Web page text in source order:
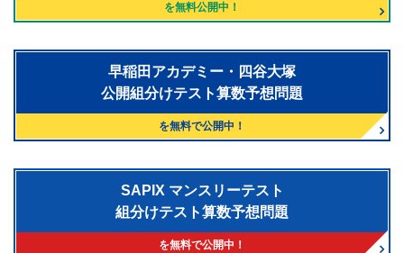
を無料公開中！
早稲田アカデミー・四谷大塚
公開組分けテスト算数予想問題
を無料で公開中！
SAPIX マンスリーテスト
組分けテスト算数予想問題
を無料で公開中！